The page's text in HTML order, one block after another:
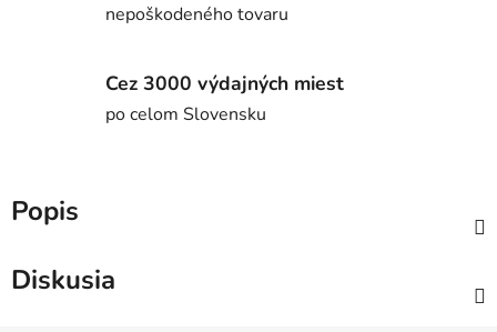
nepoškodeného tovaru
Cez 3000 výdajných miest
po celom Slovensku
Popis
Diskusia